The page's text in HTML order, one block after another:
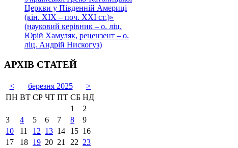
Церкви у Південній Америці
(кін. ХІХ – поч. ХХІ ст.)»
(науковий керівник – о. ліц.
Юрій Хамуляк, рецензент – о.
ліц. Андрій Нискогуз)
АРХІВ СТАТЕЙ
< березня 2025
>
ПН ВТ СР ЧТ ПТ СБ НД
1
2
3
4 5 6 7 8
9
10
11 12 13 14 15 16
17
18 19 20 21 22 23